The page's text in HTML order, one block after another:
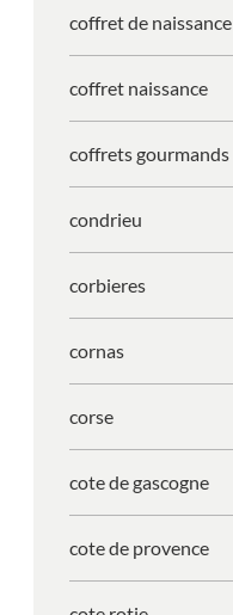
coffret de naissance
coffret naissance
coffrets gourmands
condrieu
corbieres
cornas
corse
cote de gascogne
cote de provence